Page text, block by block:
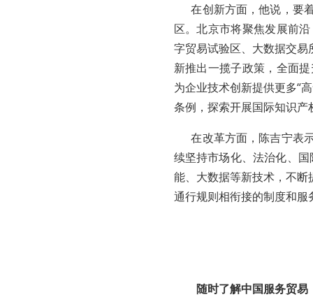
在创新方面，他说，要
区。北京市将聚焦发展前
字贸易试验区、大数据交
新推出一揽子政策，全面
为企业技术创新提供更多“
条例，探索开展国际知识
在改革方面，陈吉宁表
续坚持市场化、法治化、
能、大数据等新技术，不
通行规则相衔接的制度和服
随时了解中国服务贸易